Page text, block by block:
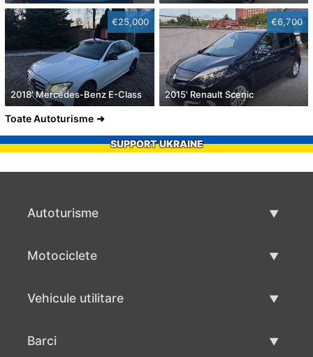
€25,000
2018' Mercedes-Benz E-Class
€6,700
2015' Renault Scenic
Toate Autoturisme
SUPPORT UKRAINE
Autoturisme
Motociclete
Vehicule utilitare
Barci